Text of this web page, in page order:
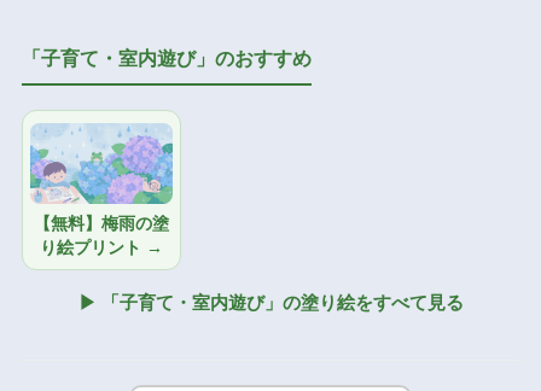
「子育て・室内遊び」のおすすめ
【無料】梅雨の塗
り絵プリント →
▶ 「子育て・室内遊び」の塗り絵をすべて見る